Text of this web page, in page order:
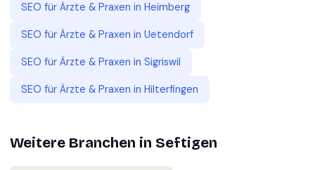
SEO für Ärzte & Praxen in Heimberg
SEO für Ärzte & Praxen in Uetendorf
SEO für Ärzte & Praxen in Sigriswil
SEO für Ärzte & Praxen in Hilterfingen
Weitere Branchen in Seftigen